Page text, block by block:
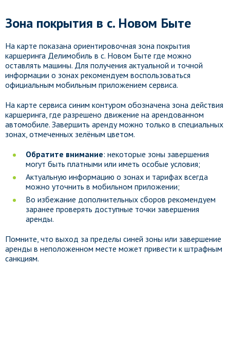
Зона покрытия в с. Новом Быте
На карте показана ориентировочная зона покрытия
каршеринга Делимобиль в с. Новом Быте где можно
оставлять машины. Для получения актуальной и точной
информации о зонах рекомендуем воспользоваться
официальным мобильным приложением сервиса.
На карте сервиса синим контуром обозначена зона действия
каршеринга, где разрешено движение на арендованном
автомобиле. Завершить аренду можно только в специальных
зонах, отмеченных зелёным цветом.
Обратите внимание: некоторые зоны завершения
могут быть платными или иметь особые условия;
Актуальную информацию о зонах и тарифах всегда
можно уточнить в мобильном приложении;
Во избежание дополнительных сборов рекомендуем
заранее проверять доступные точки завершения
аренды.
Помните, что выход за пределы синей зоны или завершение
аренды в неположенном месте может привести к штрафным
санкциям.